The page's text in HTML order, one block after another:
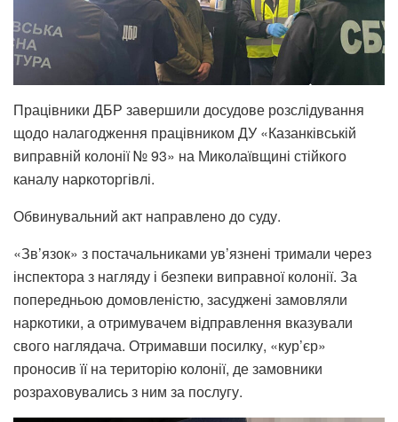
Працівники ДБР завершили досудове розслідування
щодо налагодження працівником ДУ «Казанківській
виправній колонії № 93» на Миколаївщині стійкого
каналу наркоторгівлі.
Обвинувальний акт направлено до суду.
«Зв’язок» з постачальниками ув’язнені тримали через
інспектора з нагляду і безпеки виправної колонії. За
попередньою домовленістю, засуджені замовляли
наркотики, а отримувачем відправлення вказували
свого наглядача. Отримавши посилку, «кур’єр»
проносив її на територію колонії, де замовники
розраховувались з ним за послугу.